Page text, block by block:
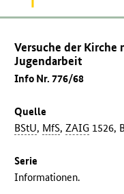
Versuche der Kirche
Jugendarbeit
Info Nr. 776/68
Quelle
BStU, MfS,ZAIG 1526,
Serie
Informationen.